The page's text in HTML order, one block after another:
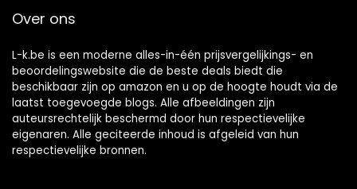
Over ons
L-k.be is een moderne alles-in-één prijsvergelijkings- en
beoordelingswebsite die de beste deals biedt die
beschikbaar zijn op amazon en u op de hoogte houdt via de
laatst toegevoegde blogs. Alle afbeeldingen zijn
auteursrechtelijk beschermd door hun respectievelijke
eigenaren. Alle geciteerde inhoud is afgeleid van hun
respectievelijke bronnen.